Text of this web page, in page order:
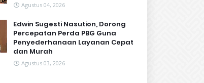
Agustus 04, 2026
Edwin Sugesti Nasution, Dorong
Percepatan Perda PBG Guna
Penyederhanaan Layanan Cepat
dan Murah
Agustus 03, 2026